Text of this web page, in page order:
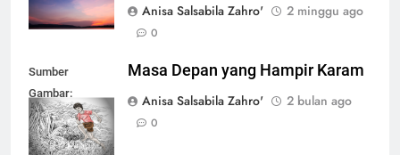
Anisa Salsabila Zahro'
2 minggu ago
0
Sumber
Gambar:
warungsatekamu.org
Masa Depan yang Hampir Karam
Anisa Salsabila Zahro'
2 bulan ago
0